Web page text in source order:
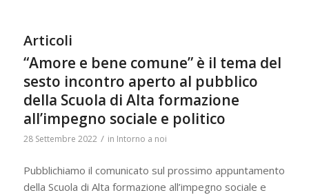
Articoli
“Amore e bene comune” è il tema del
sesto incontro aperto al pubblico
della Scuola di Alta formazione
all’impegno sociale e politico
28 Settembre 2022 / in Intorno a noi
Pubblichiamo il comunicato sul prossimo appuntamento
della Scuola di Alta formazione all’impegno sociale e